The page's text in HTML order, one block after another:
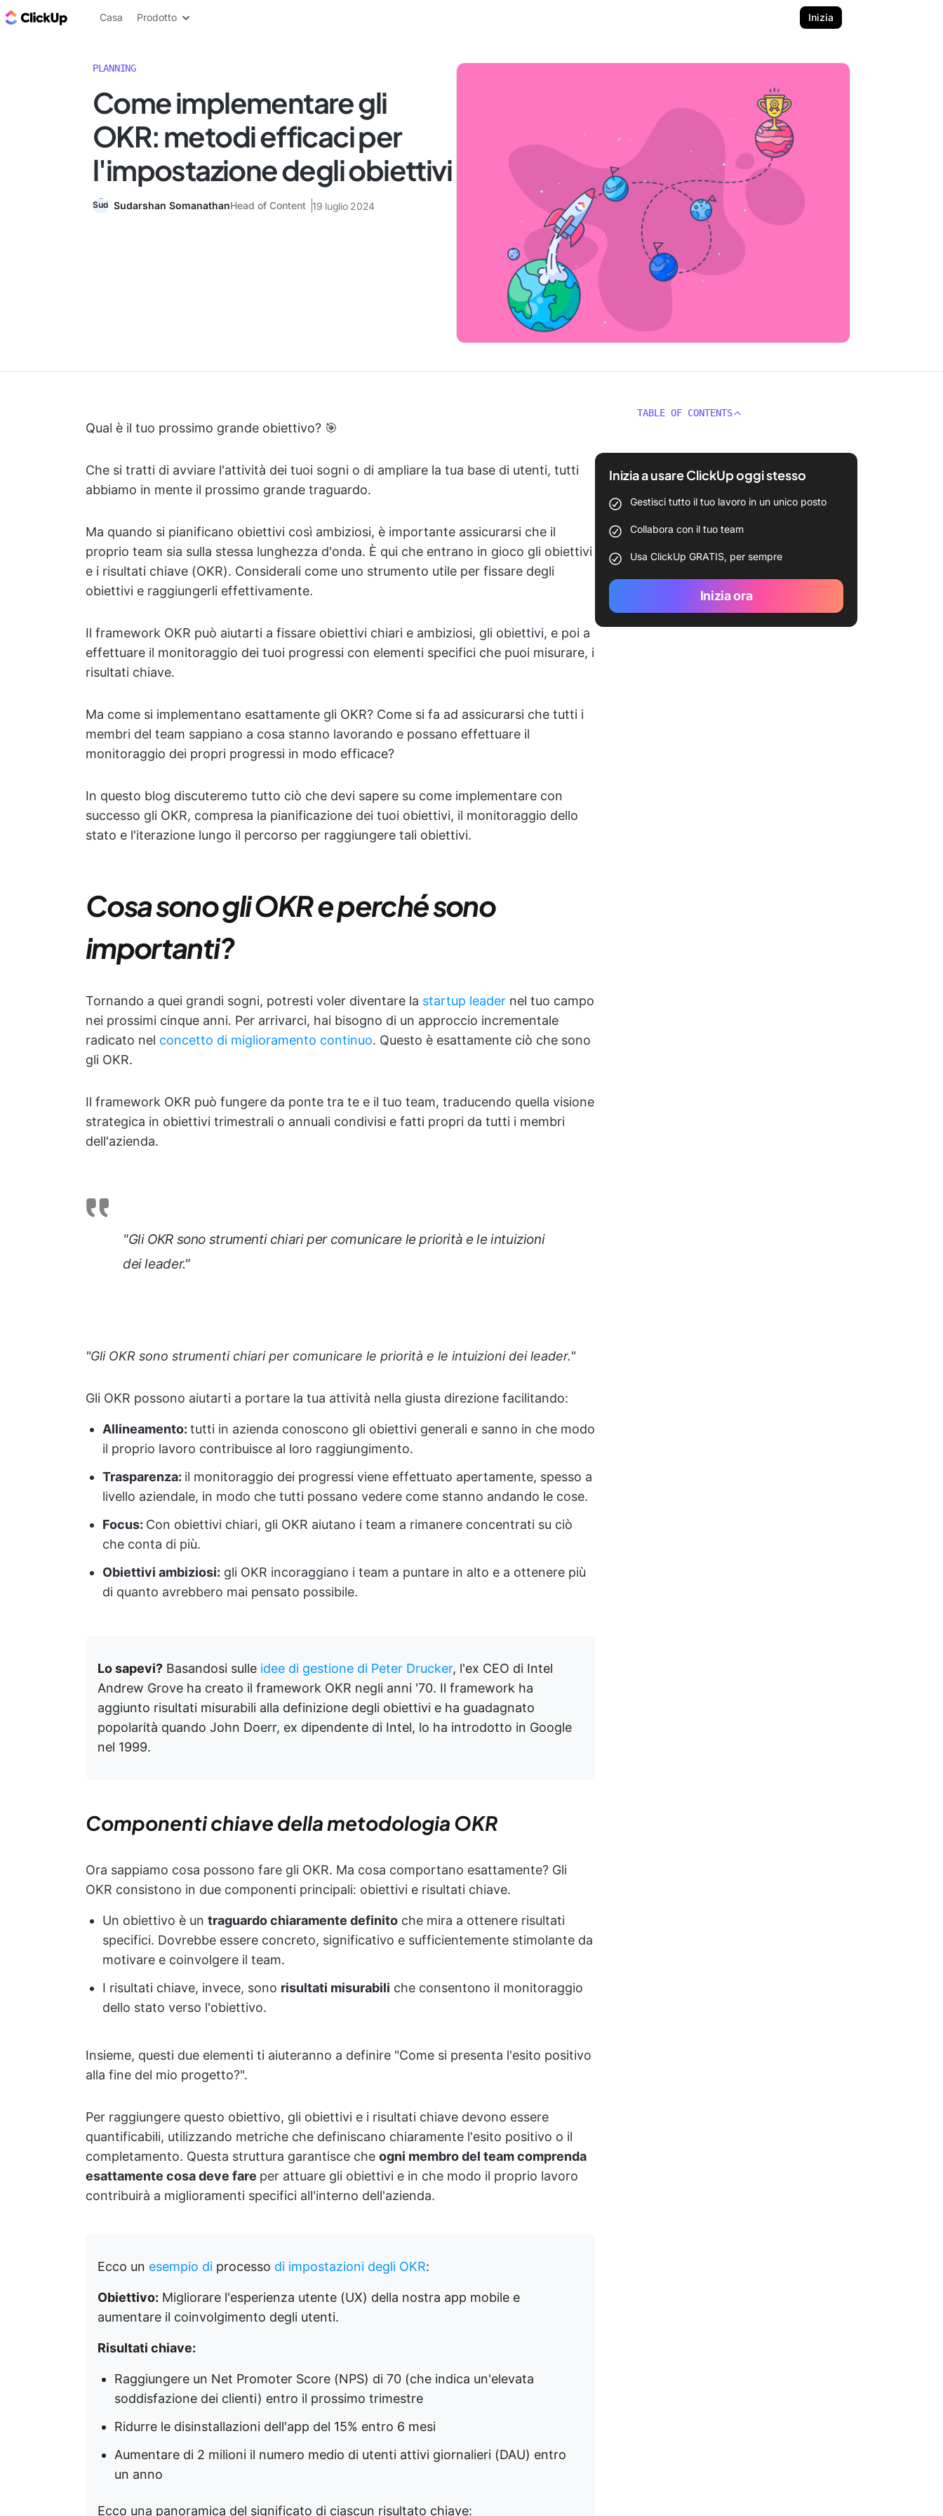
Blog di ClickUp
Casa Prodotto Inizia
PLANNING
Come implementare gli
OKR: metodi efficaci per
l'impostazione degli obiettivi
Sudarshan SomanathanHead of Content 19 luglio 2024
Qual è il tuo prossimo grande obiettivo? 🎯
Che si tratti di avviare l'attività dei tuoi sogni o di ampliare la tua base di utenti, tutti
abbiamo in mente il prossimo grande traguardo.
Ma quando si pianificano obiettivi così ambiziosi, è importante assicurarsi che il
proprio team sia sulla stessa lunghezza d'onda. È qui che entrano in gioco gli obiettivi
e i risultati chiave (OKR). Considerali come uno strumento utile per fissare degli
obiettivi e raggiungerli effettivamente.
Il framework OKR può aiutarti a fissare obiettivi chiari e ambiziosi, gli obiettivi, e poi a
effettuare il monitoraggio dei tuoi progressi con elementi specifici che puoi misurare, i
risultati chiave.
Ma come si implementano esattamente gli OKR? Come si fa ad assicurarsi che tutti i
membri del team sappiano a cosa stanno lavorando e possano effettuare il
monitoraggio dei propri progressi in modo efficace?
In questo blog discuteremo tutto ciò che devi sapere su come implementare con
successo gli OKR, compresa la pianificazione dei tuoi obiettivi, il monitoraggio dello
stato e l'iterazione lungo il percorso per raggiungere tali obiettivi.
Cosa sono gli OKR e perché sono
importanti?
Tornando a quei grandi sogni, potresti voler diventare la startup leader nel tuo campo
nei prossimi cinque anni. Per arrivarci, hai bisogno di un approccio incrementale
radicato nel concetto di miglioramento continuo. Questo è esattamente ciò che sono
gli OKR.
Il framework OKR può fungere da ponte tra te e il tuo team, traducendo quella visione
strategica in obiettivi trimestrali o annuali condivisi e fatti propri da tutti i membri
dell'azienda.
"Gli OKR sono strumenti chiari per comunicare le priorità e le intuizioni
dei leader."
"Gli OKR sono strumenti chiari per comunicare le priorità e le intuizioni dei leader."
Gli OKR possono aiutarti a portare la tua attività nella giusta direzione facilitando:
Allineamento: tutti in azienda conoscono gli obiettivi generali e sanno in che modo
il proprio lavoro contribuisce al loro raggiungimento.
Trasparenza: il monitoraggio dei progressi viene effettuato apertamente, spesso a
livello aziendale, in modo che tutti possano vedere come stanno andando le cose.
Focus: Con obiettivi chiari, gli OKR aiutano i team a rimanere concentrati su ciò
che conta di più.
Obiettivi ambiziosi: gli OKR incoraggiano i team a puntare in alto e a ottenere più
di quanto avrebbero mai pensato possibile.
Lo sapevi? Basandosi sulle idee di gestione di Peter Drucker, l'ex CEO di Intel
Andrew Grove ha creato il framework OKR negli anni '70. Il framework ha
aggiunto risultati misurabili alla definizione degli obiettivi e ha guadagnato
popolarità quando John Doerr, ex dipendente di Intel, lo ha introdotto in Google
nel 1999.
Componenti chiave della metodologia OKR
Ora sappiamo cosa possono fare gli OKR. Ma cosa comportano esattamente? Gli
OKR consistono in due componenti principali: obiettivi e risultati chiave.
Un obiettivo è un traguardo chiaramente definito che mira a ottenere risultati
specifici. Dovrebbe essere concreto, significativo e sufficientemente stimolante da
motivare e coinvolgere il team.
I risultati chiave, invece, sono risultati misurabili che consentono il monitoraggio
dello stato verso l'obiettivo.
Insieme, questi due elementi ti aiuteranno a definire "Come si presenta l'esito positivo
alla fine del mio progetto?".
Per raggiungere questo obiettivo, gli obiettivi e i risultati chiave devono essere
quantificabili, utilizzando metriche che definiscano chiaramente l'esito positivo o il
completamento. Questa struttura garantisce che ogni membro del team comprenda
esattamente cosa deve fare per attuare gli obiettivi e in che modo il proprio lavoro
contribuirà a miglioramenti specifici all'interno dell'azienda.
Ecco un esempio di processo di impostazioni degli OKR:
Obiettivo: Migliorare l'esperienza utente (UX) della nostra app mobile e
aumentare il coinvolgimento degli utenti.
Risultati chiave:
Raggiungere un Net Promoter Score (NPS) di 70 (che indica un'elevata
soddisfazione dei clienti) entro il prossimo trimestre
Ridurre le disinstallazioni dell'app del 15% entro 6 mesi
Aumentare di 2 milioni il numero medio di utenti attivi giornalieri (DAU) entro
un anno
Ecco una panoramica del significato di ciascun risultato chiave:
TABLE OF CONTENTS
Inizia a usare ClickUp oggi stesso
Gestisci tutto il tuo lavoro in un unico posto
Collabora con il tuo team
Usa ClickUp GRATIS, per sempre
Inizia ora